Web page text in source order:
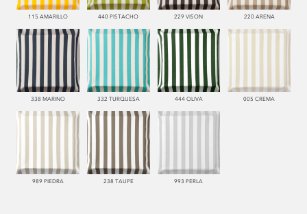
115 AMARILLO 440 PISTACHO 229 VISON 220 ARENA
338 MARINO 332 TURQUESA 444 OLIVA 005 CREMA
989 PIEDRA 238 TAUPE 993 PERLA